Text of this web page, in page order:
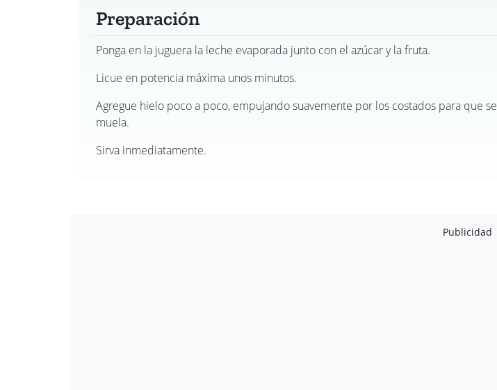
Preparación
Ponga en la juguera la leche evaporada junto con el azúcar y la fruta.
Licue en potencia máxima unos minutos.
Agregue hielo poco a poco, empujando suavemente por los costados para que se
muela.
Sirva inmediatamente.
Publicidad